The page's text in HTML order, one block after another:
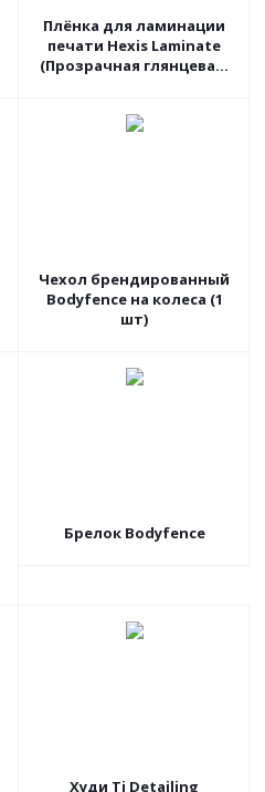
Плёнка для ламинации
печати Hexis Laminate
(Прозрачная глянцевая)
Чехол брендированный
Bodyfence на колеса (1
шт)
Брелок Bodyfence
Худи Ti Detailing